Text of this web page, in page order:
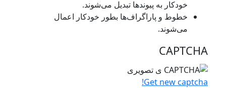
خودکار به پیوند‌ها تبدیل می‌شوند.
خطوط و پاراگراف‌ها بطور خودکار اعمال
می‌شوند.
CAPTCHA
Get new captcha!